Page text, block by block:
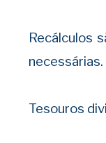
Recálculos
necessárias.
Tesouros